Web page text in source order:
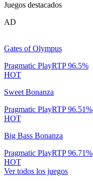
Juegos destacados
AD
Gates of Olympus
Pragmatic PlayRTP96.5%
HOT
Sweet Bonanza
Pragmatic PlayRTP96.51%
HOT
Big Bass Bonanza
Pragmatic PlayRTP96.71%
HOT
Ver todos los juegos